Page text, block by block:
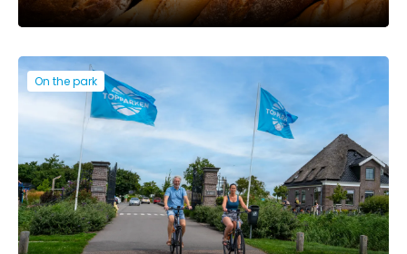
On the park